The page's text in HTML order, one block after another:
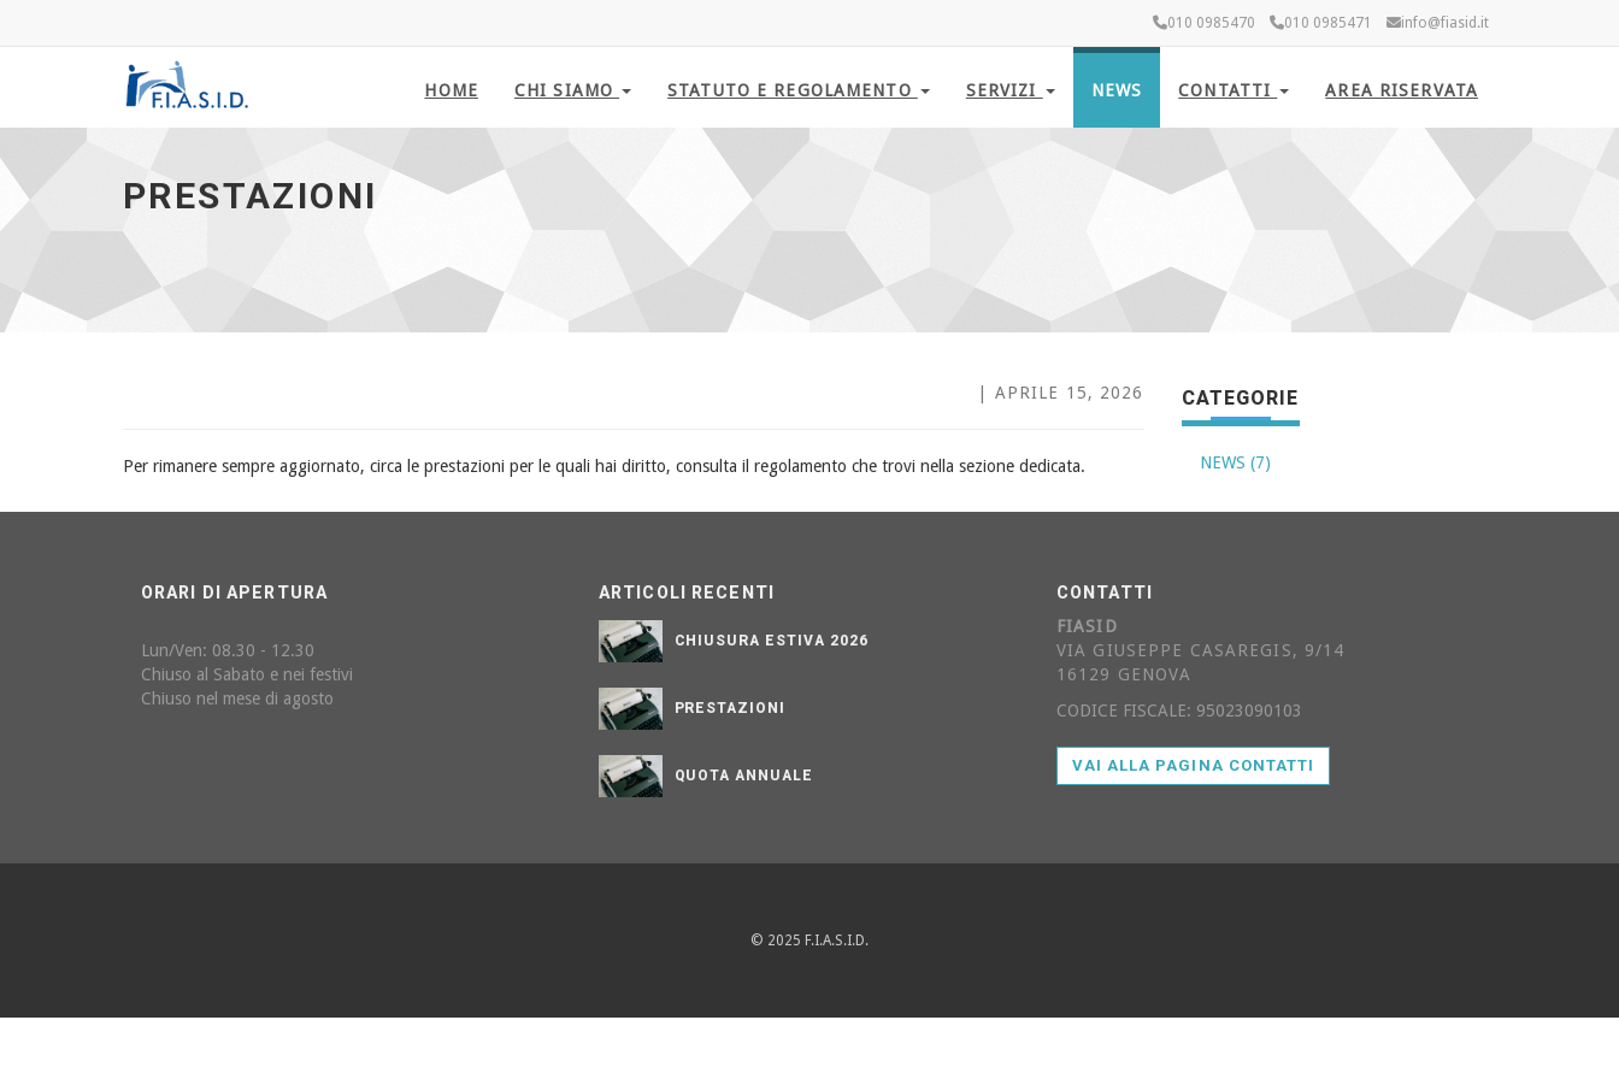
010 0985470 010 0985471 info@fiasid.it
HOME CHI SIAMO STATUTO E REGOLAMENTO SERVIZI NEWS CONTATTI AREA RISERVATA
PRESTAZIONI
| APRILE 15, 2026
Per rimanere sempre aggiornato, circa le prestazioni per le quali hai diritto, consulta il regolamento che trovi nella sezione dedicata.
CATEGORIE
NEWS (7)
ORARI DI APERTURA
Lun/Ven: 08.30 - 12.30
Chiuso al Sabato e nei festivi
Chiuso nel mese di agosto
ARTICOLI RECENTI
CHIUSURA ESTIVA 2026
PRESTAZIONI
QUOTA ANNUALE
CONTATTI
FIASID
VIA GIUSEPPE CASAREGIS, 9/14
16129 GENOVA
CODICE FISCALE: 95023090103
VAI ALLA PAGINA CONTATTI
© 2025 F.I.A.S.I.D.